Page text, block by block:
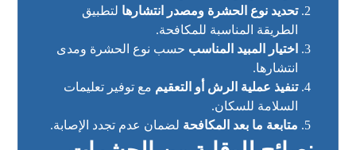
تحديد نوع الحشرة ومصدر انتشارها لتطبيق
الطريقة المناسبة للمكافحة.
اختيار المبيد المناسب حسب نوع الحشرة ومدى
انتشارها.
تنفيذ عملية الرش أو التعقيم مع توفير تعليمات
السلامة للسكان.
متابعة ما بعد المكافحة لضمان عدم تجدد الإصابة.